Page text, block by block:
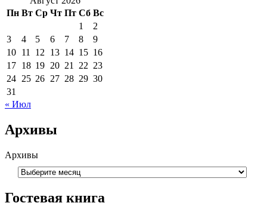
Пн Вт Ср Чт Пт Сб Вс
1
2
3
4 5 6 7 8
9
10 11 12 13 14 15 16
17 18 19 20 21 22 23
24 25 26 27 28 29 30
31
« Июл
Архивы
Архивы
Гостевая книга